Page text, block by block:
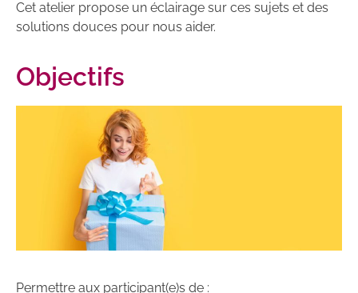
Cet atelier propose un éclairage sur ces sujets et des
solutions douces pour nous aider.
Objectifs
Permettre aux participant(e)s de :